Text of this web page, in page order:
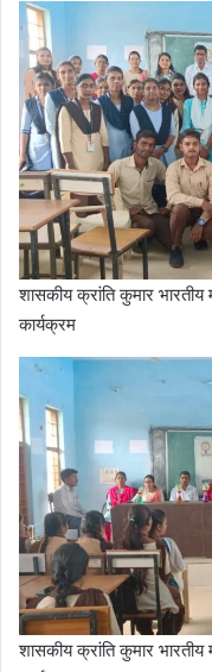
शासकीय क्रांति कुमार भारतीय
कार्यक्रम
शासकीय क्रांति कुमार भारतीय